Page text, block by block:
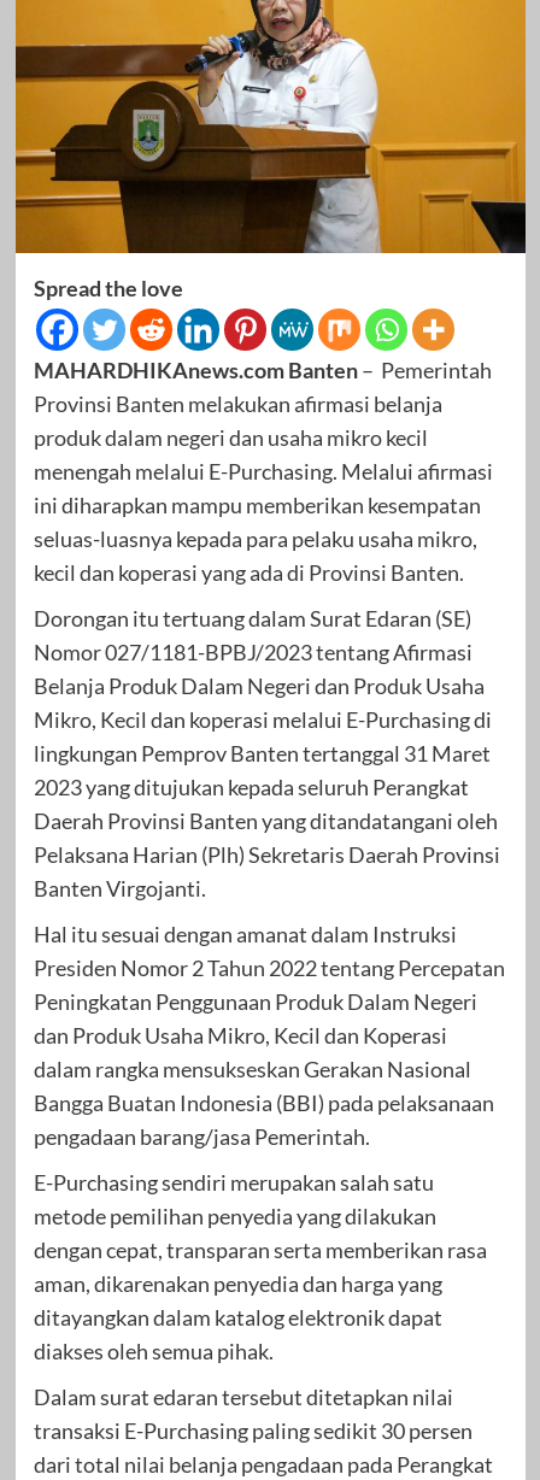
Spread the love
MAHARDHIKAnews.com Banten– Pemerintah
Provinsi Banten melakukan afirmasi belanja
produk dalam negeri dan usaha mikro kecil
menengah melalui E-Purchasing. Melalui afirmasi
ini diharapkan mampu memberikan kesempatan
seluas-luasnya kepada para pelaku usaha mikro,
kecil dan koperasi yang ada di Provinsi Banten.
Dorongan itu tertuang dalam Surat Edaran (SE)
Nomor 027/1181-BPBJ/2023 tentang Afirmasi
Belanja Produk Dalam Negeri dan Produk Usaha
Mikro, Kecil dan koperasi melalui E-Purchasing di
lingkungan Pemprov Banten tertanggal 31 Maret
2023 yang ditujukan kepada seluruh Perangkat
Daerah Provinsi Banten yang ditandatangani oleh
Pelaksana Harian (Plh) Sekretaris Daerah Provinsi
Banten Virgojanti.
Hal itu sesuai dengan amanat dalam Instruksi
Presiden Nomor 2 Tahun 2022 tentang Percepatan
Peningkatan Penggunaan Produk Dalam Negeri
dan Produk Usaha Mikro, Kecil dan Koperasi
dalam rangka mensukseskan Gerakan Nasional
Bangga Buatan Indonesia (BBI) pada pelaksanaan
pengadaan barang/jasa Pemerintah.
E-Purchasing sendiri merupakan salah satu
metode pemilihan penyedia yang dilakukan
dengan cepat, transparan serta memberikan rasa
aman, dikarenakan penyedia dan harga yang
ditayangkan dalam katalog elektronik dapat
diakses oleh semua pihak.
Dalam surat edaran tersebut ditetapkan nilai
transaksi E-Purchasing paling sedikit 30 persen
dari total nilai belanja pengadaan pada Perangkat